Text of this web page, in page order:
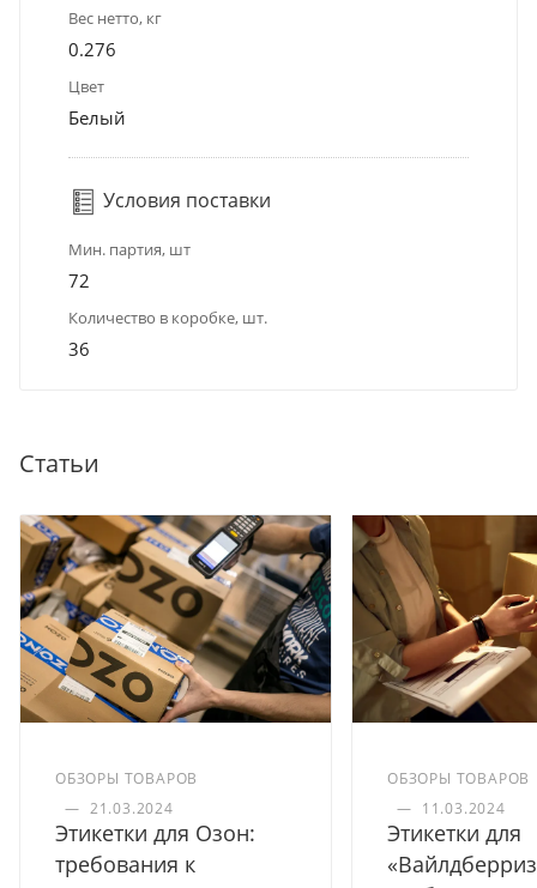
Вес нетто, кг
0.276
Цвет
Белый
Условия поставки
Мин. партия, шт
72
Количество в коробке, шт.
36
Статьи
ОБЗОРЫ ТОВАРОВ
— 21.03.2024
Этикетки для Озон:
требования к
ОБЗОРЫ ТОВАРОВ
— 11.03.2024
Этикетки для